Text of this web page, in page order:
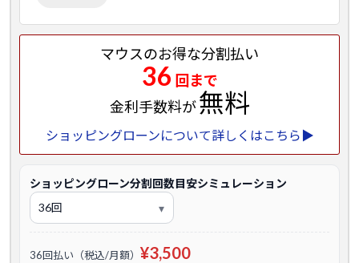
マウスのお得な分割払い
36 回まで
金利手数料が無料
ショッピングローンについて詳しくはこちら▶
ショッピングローン分割回数目安シミュレーション
36回払い（税込/月額） ¥3,500